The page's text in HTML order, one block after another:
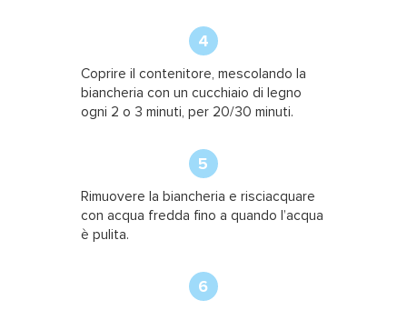
4
Coprire il contenitore, mescolando la
biancheria con un cucchiaio di legno
ogni 2 o 3 minuti, per 20/30 minuti.
5
Rimuovere la biancheria e risciacquare
con acqua fredda fino a quando l’acqua
è pulita.
6